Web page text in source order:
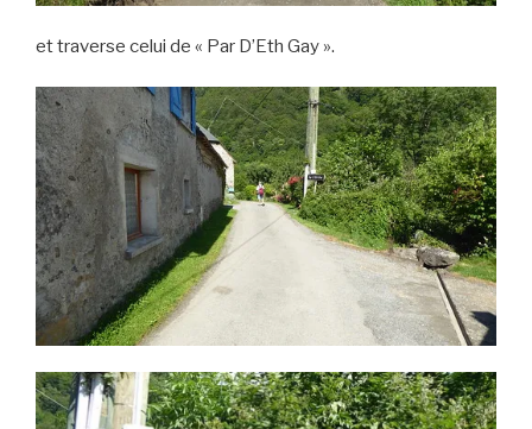
et traverse celui de « Par D’Eth Gay ».